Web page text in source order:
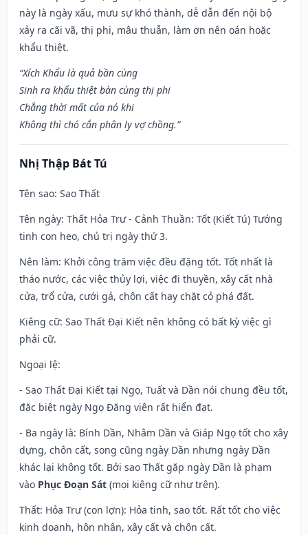
này là ngày xấu, mưu sự khó thành, dễ dẫn đến nội bộ
xảy ra cãi vã, thị phi, mâu thuẫn, làm ơn nên oán hoặc
khẩu thiệt.
“Xích Khẩu là quả bần cùng
Sinh ra khẩu thiệt bàn cùng thị phi
Chẳng thời mất của nó khi
Không thì chó cắn phân ly vợ chồng.”
Nhị Thập Bát Tú
Tên sao: Sao Thất
Tên ngày: Thất Hỏa Trư - Cảnh Thuần: Tốt (Kiết Tú) Tướng
tinh con heo, chủ trị ngày thứ 3.
Nên làm: Khởi công trăm việc đều đặng tốt. Tốt nhất là
tháo nước, các việc thủy lợi, việc đi thuyền, xây cất nhà
cửa, trổ cửa, cưới gả, chôn cất hay chặt cỏ phá đất.
Kiêng cữ: Sao Thất Đại Kiết nên không có bất kỳ việc gì
phải cữ.
Ngoại lệ:
- Sao Thất Đại Kiết tại Ngọ, Tuất và Dần nói chung đều tốt,
đặc biệt ngày Ngọ Đăng viên rất hiển đạt.
- Ba ngày là: Bính Dần, Nhâm Dần và Giáp Ngọ tốt cho xây
dựng, chôn cất, song cũng ngày Dần nhưng ngày Dần
khác lại không tốt. Bởi sao Thất gặp ngày Dần là phạm
vào Phục Đoạn Sát (mọi kiêng cữ như trên).
Thất: Hỏa Trư (con lợn): Hỏa tinh, sao tốt. Rất tốt cho việc
kinh doanh, hôn nhân, xây cất và chôn cất.